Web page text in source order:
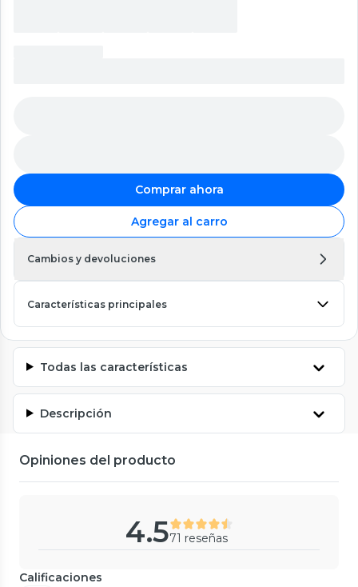
Comprar ahora
Agregar al carro
Cambios y devoluciones
Características principales
Todas las características
Descripción
Opiniones del producto
4.571 reseñas
Calificaciones